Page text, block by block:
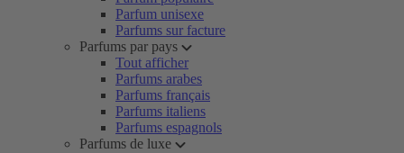
Parfum unisexe
Parfums sur facture
Parfums par pays
Tout afficher
Parfums arabes
Parfums français
Parfums italiens
Parfums espagnols
Parfums de luxe